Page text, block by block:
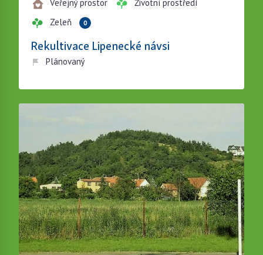
Veřejný prostor
Životní prostředí
Zeleň
0
Rekultivace Lipenecké návsi
Plánovaný